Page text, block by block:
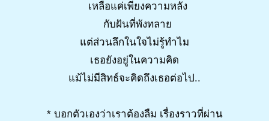
เหลือแค่เพียงความหลัง
กับฝันที่พังทลาย
แต่ส่วนลึกในใจไม่รู้ทำไม
เธอยังอยู่ในความคิด
แม้ไม่มีสิทธ์จะคิดถึงเธอต่อไป..
* บอกตัวเองว่าเราต้องลืม เรื่องราวที่ผ่าน